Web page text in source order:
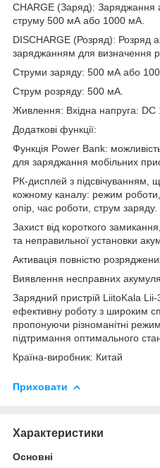
CHARGE (Заряд): Заряджання
струму 500 мА або 1000 мА.
DISCHARGE (Розряд): Розряд
заряджанням для визначення
Струми заряду: 500 мА або
Струм розряду: 500 мА.
Живлення: Вхідна напруга: DC
Додаткові функції:
Функція Power Bank:
для заряджання мобільних
РК-дисплей з підсвічуванням,
кожному каналу: режим роботи,
опір, час роботи, струм заряду.
Захист від короткого
та неправильної установки
Активація повністю
Виявлення несправних
Зарядний пристрій LiitoKala Lii-
ефективну роботу з широким
пропонуючи різноманітні
підтримання оптимального
Країна-виробник: Китай
Приховати
Характеристики
Основні